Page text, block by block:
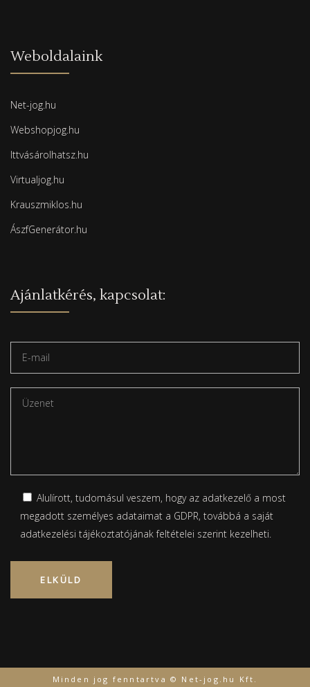
Weboldalaink
Net-jog.hu
Webshopjog.hu
Ittvásárolhatsz.hu
Virtualjog.hu
Krauszmiklos.hu
ÁszfGenerátor.hu
Ajánlatkérés, kapcsolat:
Alulírott, tudomásul veszem, hogy az adatkezelő a most
megadott személyes adataimat a GDPR, továbbá a saját
adatkezelési tájékoztatójánakfeltételei szerint kezelheti.
Minden jog fenntartva © Net-jog.hu Kft.